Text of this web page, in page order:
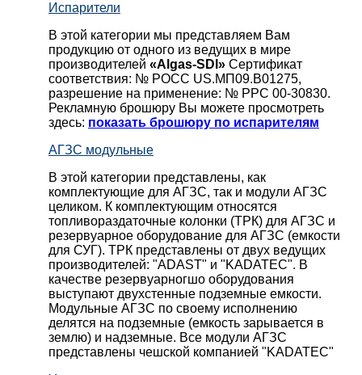
Испарители
В этой категории мы представляем Вам
продукцию от одного из ведущих в мире
производителей «Algas-SDI» Сертификат
соответствия: № РОСС US.МП09.В01275,
разрешение на применение: № РРС 00-30830.
Рекламную брошюру Вы можете просмотреть
здесь: показать брошюру по испарителям
АГЗС модульные
В этой категории представлены, как
комплектующие для АГЗС, так и модули АГЗС
целиком. К комплектующим относятся
топливораздаточные колонки (ТРК) для АГЗС и
резервуарное оборудование для АГЗС (емкости
для СУГ). ТРК представлены от двух ведущих
производителей: "ADAST" и "KADATEC". В
качестве резервуарногшо оборудования
выступают двухстенные подземные емкости.
Модульные АГЗС по своему исполнению
делятся на подземные (емкость зарывается в
землю) и надземные. Все модули АГЗС
представлены чешской компанией "KADATEC"